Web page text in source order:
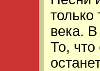
века.
То,